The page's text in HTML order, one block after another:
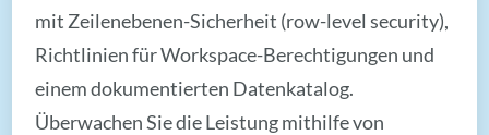
mit Zeilenebenen-Sicherheit (row-level security),
Richtlinien für Workspace-Berechtigungen und
einem dokumentierten Datenkatalog.
Überwachen Sie die Leistung mithilfe von